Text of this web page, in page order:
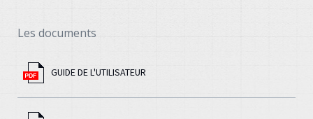
Les documents
GUIDE DE L'UTILISATEUR